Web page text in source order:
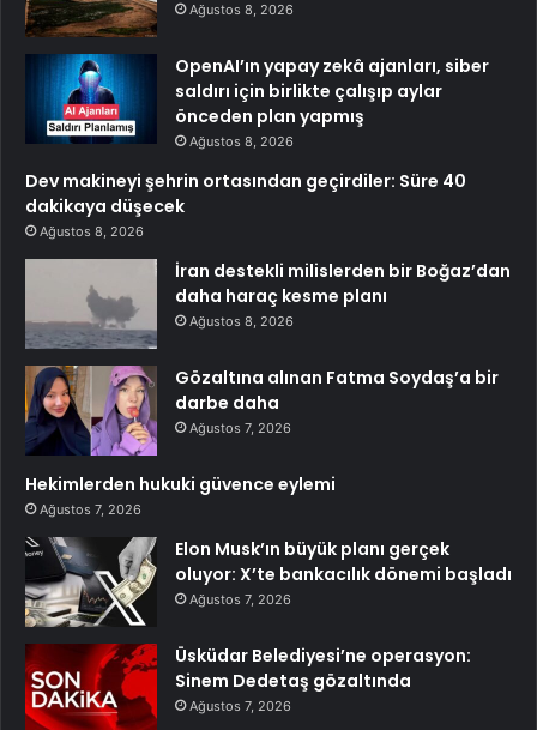
Ağustos 8, 2026
OpenAI’ın yapay zekâ ajanları, siber
saldırı için birlikte çalışıp aylar
önceden plan yapmış
Ağustos 8, 2026
Dev makineyi şehrin ortasından geçirdiler: Süre 40
dakikaya düşecek
Ağustos 8, 2026
İran destekli milislerden bir Boğaz’dan
daha haraç kesme planı
Ağustos 8, 2026
Gözaltına alınan Fatma Soydaş’a bir
darbe daha
Ağustos 7, 2026
Hekimlerden hukuki güvence eylemi
Ağustos 7, 2026
Elon Musk’ın büyük planı gerçek
oluyor: X’te bankacılık dönemi başladı
Ağustos 7, 2026
Üsküdar Belediyesi’ne operasyon:
Sinem Dedetaş gözaltında
Ağustos 7, 2026